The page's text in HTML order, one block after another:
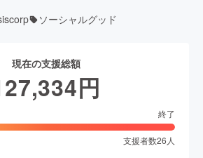
ソーシャルグッド
現在の支援総額
円
終了
支援者数26 人